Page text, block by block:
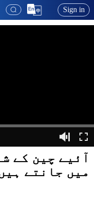
Sign in
آئیے چین کے
میں جانتے